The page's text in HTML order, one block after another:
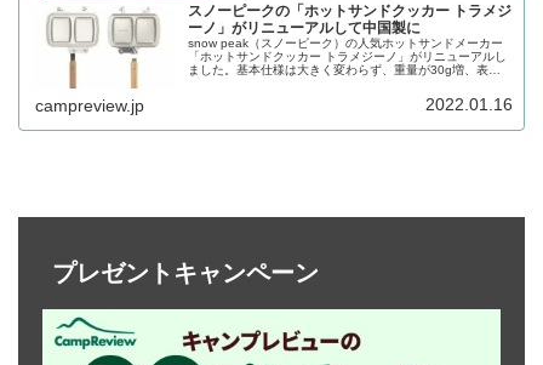
スノーピークの「ホットサンドクッカー トラメジ
ーノ」がリニューアルして中国製に
snow peak（スノーピーク）の人気ホットサンドメーカー
「ホットサンドクッカー トラメジーノ」がリニューアルし
ました。基本仕様は大きく変わらず、重量が30g増、表面
campreview.jp 2022.01.16
プレゼントキャンペーン